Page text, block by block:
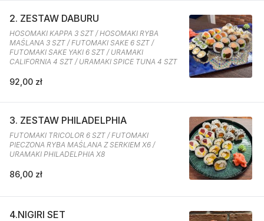
2. ZESTAW DABURU
HOSOMAKI KAPPA 3 SZT / HOSOMAKI RYBA
MAŚLANA 3 SZT / FUTOMAKI SAKE 6 SZT /
FUTOMAKI SAKE YAKI 6 SZT / URAMAKI
CALIFORNIA 4 SZT / URAMAKI SPICE TUNA 4 SZT
92,00 zł
3. ZESTAW PHILADELPHIA
FUTOMAKI TRICOLOR 6 SZT / FUTOMAKI
PIECZONA RYBA MAŚLANA Z SERKIEM X6 /
URAMAKI PHILADELPHIA X8
86,00 zł
4.NIGIRI SET